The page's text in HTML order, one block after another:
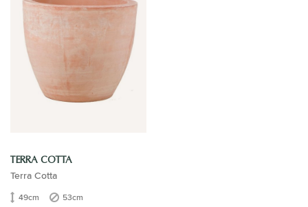
TERRA COTTA
Terra Cotta
49cm 53cm